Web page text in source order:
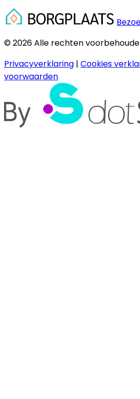
© 2026 Alle rechten
Privacyverklaring | Cookies
voorwaarden